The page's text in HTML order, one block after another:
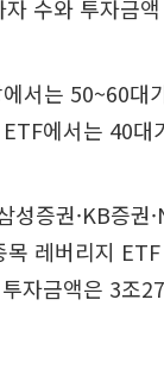
수와 투자금
서는 50~60대
에서는 40
성증권·KB증
레버리지
자금액은 3조